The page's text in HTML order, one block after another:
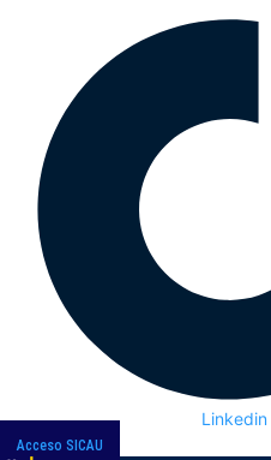
Linkedin
Acceso SICAU